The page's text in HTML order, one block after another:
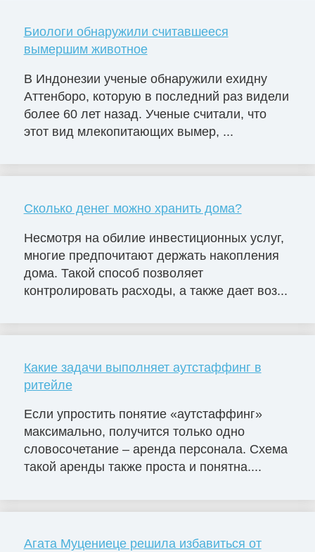
Биологи обнаружили считавшееся
вымершим животное
В Индонезии ученые обнаружили ехидну
Аттенборо, которую в последний раз видели
более 60 лет назад. Ученые считали, что
этот вид млекопитающих вымер, ...
Сколько денег можно хранить дома?
Несмотря на обилие инвестиционных услуг,
многие предпочитают держать накопления
дома. Такой способ позволяет
контролировать расходы, а также дает воз...
Какие задачи выполняет аутстаффинг в
ритейле
Если упростить понятие «аутстаффинг»
максимально, получится только одно
словосочетание – аренда персонала. Схема
такой аренды также проста и понятна....
Агата Муцениеце решила избавиться от